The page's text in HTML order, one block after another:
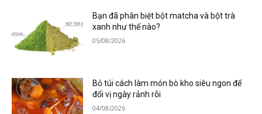
Bạn đã phân biệt bột matcha và bột trà
xanh như thế nào?
05/08/2026
Bỏ túi cách làm món bò kho siêu ngon để
đổi vị ngày rảnh rỗi
04/08/2026